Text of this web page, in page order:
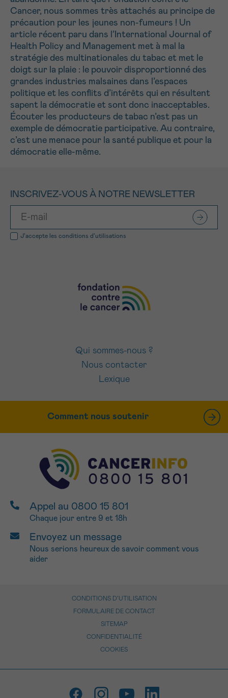
Cancer, nous sommes très attachés au principe de
précaution pour les jeunes non-fumeurs ! Un
article récent paru dans l’International Journal of
Health Policy and Management met à mal la
stratégie des multinationales du tabac et met le
doigt sur la plaie : le pouvoir disproportionné des
grandes industries malsaines dans l’espaces
politique et les conflits d’intérêts qui en résultent
sapent la démocratie et sont donc inacceptables.
Écouter les producteurs de tabac n’est pas un
exemple de démocratie participative. Au contraire,
c’est une menace pour la santé publique et pour la
démocratie elle-même.
INSCRIVEZ-VOUS À NOTRE NEWSLETTER
J’accepte les conditions d’utilisations
Qui sommes-nous ?
Nous contacter
Lexique
Comment nous soutenir
Appel au 0800 15 801
Chaque jour entre 9 et 18h
Envoyez un message
Nous serions heureux de savoir comment vous
aider
CONDITIONS D’UTILISATION
FORMULAIRE DE CONTACT
SITEMAP
CONFIDENTIALITÉ
COOKIES